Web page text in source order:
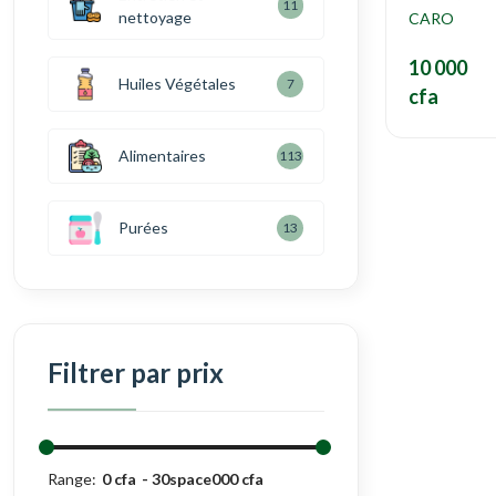
CARO
10 000
cfa
nettoyage
11
Huiles Végétales 7
Alimentaires 113
Purées 13
Filtrer par prix
Range: 0 cfa 30space000 cfa